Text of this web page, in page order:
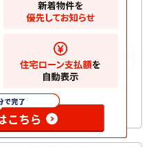
大田区南雪谷
73.26m2
お気に入りに追加